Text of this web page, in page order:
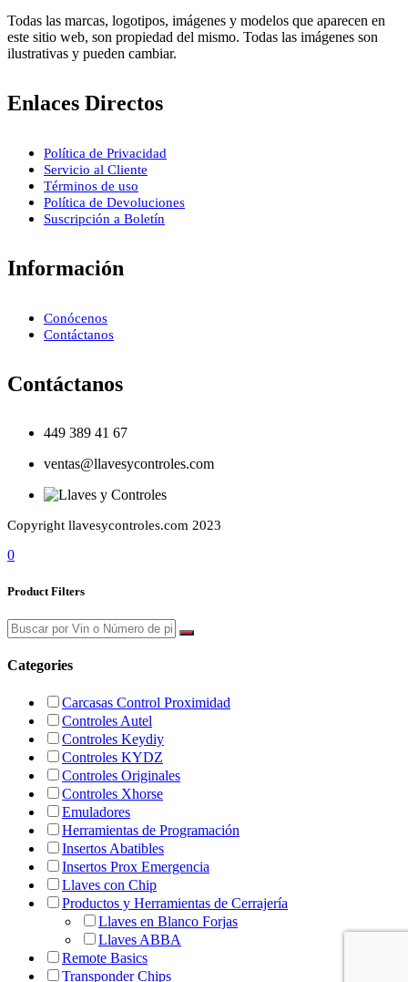
Todas las marcas, logotipos, imágenes y modelos que aparecen en
este sitio web, son propiedad del mismo. Todas las imágenes son
ilustrativas y pueden cambiar.
Enlaces Directos
Política de Privacidad
Servicio al Cliente
Términos de uso
Política de Devoluciones
Suscripción a Boletín
Información
Conócenos
Contáctanos
Contáctanos
449 389 41 67
ventas@llavesycontroles.com
Copyright llavesycontroles.com 2023
0
Product Filters
Categories
Carcasas Control Proximidad
Controles Autel
Controles Keydiy
Controles KYDZ
Controles Originales
Controles Xhorse
Emuladores
Herramientas de Programación
Insertos Abatibles
Insertos Prox Emergencia
Llaves con Chip
Productos y Herramientas de Cerrajería
Llaves en Blanco Forjas
Llaves ABBA
Remote Basics
Transponder Chips